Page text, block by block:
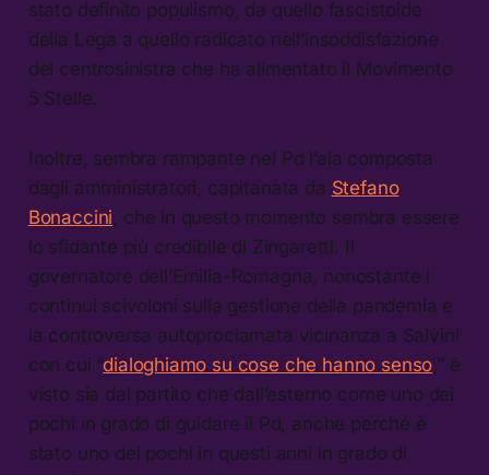
stato definito populismo, da quello fascistoide
della Lega a quello radicato nell’insoddisfazione
del centrosinistra che ha alimentato il Movimento
5 Stelle.
Inoltre, sembra rampante nel Pd l’ala composta
dagli amministratori, capitanata da Stefano
Bonaccini , che in questo momento sembra essere
lo sfidante più credibile di Zingaretti. Il
governatore dell’Emilia-Romagna, nonostante i
continui scivoloni sulla gestione della pandemia e
la controversa autoproclamata vicinanza a Salvini
con cui “dialoghiamo su cose che hanno senso ,” è
visto sia dal partito che dall’esterno come uno dei
pochi in grado di guidare il Pd, anche perché è
stato uno dei pochi in questi anni in grado di